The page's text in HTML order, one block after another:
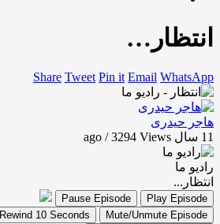
انتظار…
Share Tweet Pin it Email WhatsApp
هاجر حیدری
11 سال ago / 3294
Views
رادیو ما
انتظار...
Play Episode
Pause Episode
Mute/Unmute Episode
Rewind 10 Seconds